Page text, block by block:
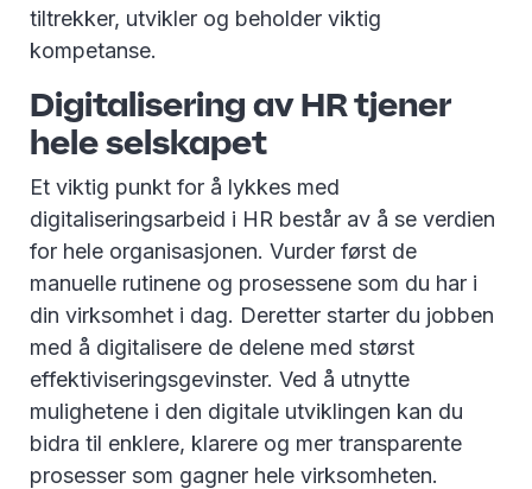
tiltrekker, utvikler og beholder viktig
kompetanse.
Digitalisering av HR tjener
hele selskapet
Et viktig punkt for å lykkes med
digitaliseringsarbeid i HR består av å se verdien
for hele organisasjonen. Vurder først de
manuelle rutinene og prosessene som du har i
din virksomhet i dag. Deretter starter du jobben
med å digitalisere de delene med størst
effektiviseringsgevinster. Ved å utnytte
mulighetene i den digitale utviklingen kan du
bidra til enklere, klarere og mer transparente
prosesser som gagner hele virksomheten.